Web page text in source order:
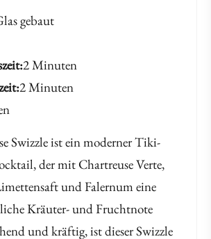
gebaut
2 Minuten
2 Minuten
Swizzle ist ein moderner Tiki-
der mit Chartreuse Verte,
und Falernum eine
Kräuter- und Fruchtnote
und kräftig, ist dieser Swizzle